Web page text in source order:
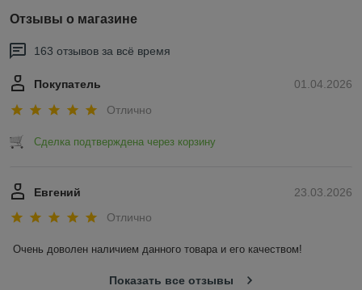
Отзывы о магазине
163 отзывов за всё время
01.04.2026
Покупатель
Отлично
Сделка подтверждена через корзину
23.03.2026
Евгений
Отлично
Очень доволен наличием данного товара и его качеством!
Показать все отзывы